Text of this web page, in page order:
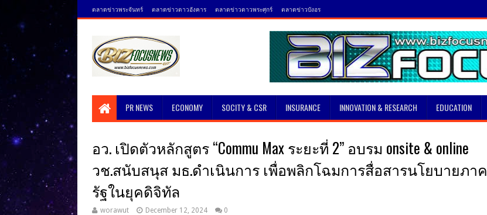
ตลาดข่าวพระจันทร์ ตลาดข่าวดาวอังคาร ตลาดข่าวดาวพระศุกร์ ตลาดข่าวบังอร
PR NEWS ECONOMY SOCITY & CSR INSURANCE INNOVATION & RESEARCH EDUCATION
อว. เปิดตัวหลักสูตร “Commu Max ระยะที่ 2” อบรม onsite & online
วช.สนับสนุส มธ.ดำเนินการ เพื่อพลิกโฉมการสื่อสารนโยบายภาค
รัฐในยุคดิจิทัล
worawut December 12, 2024 0